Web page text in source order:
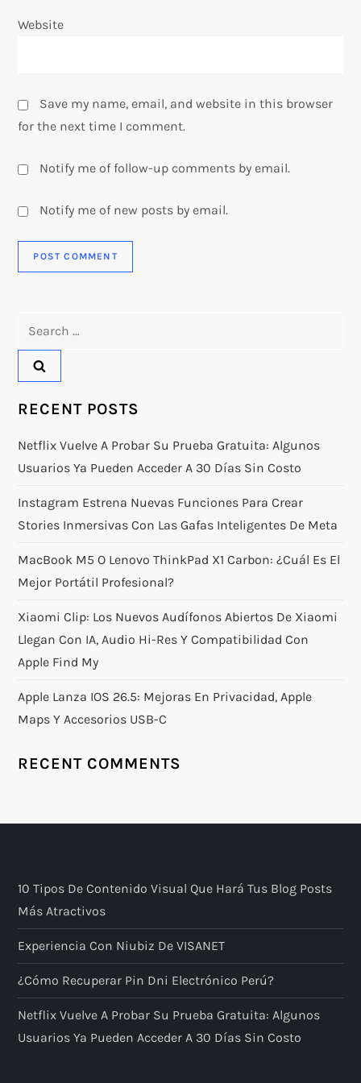
Website
Save my name, email, and website in this browser
for the next time I comment.
Notify me of follow-up comments by email.
Notify me of new posts by email.
RECENT POSTS
Netflix Vuelve A Probar Su Prueba Gratuita: Algunos
Usuarios Ya Pueden Acceder A 30 Días Sin Costo
Instagram Estrena Nuevas Funciones Para Crear
Stories Inmersivas Con Las Gafas Inteligentes De Meta
MacBook M5 O Lenovo ThinkPad X1 Carbon: ¿Cuál Es El
Mejor Portátil Profesional?
Xiaomi Clip: Los Nuevos Audífonos Abiertos De Xiaomi
Llegan Con IA, Audio Hi-Res Y Compatibilidad Con
Apple Find My
Apple Lanza IOS 26.5: Mejoras En Privacidad, Apple
Maps Y Accesorios USB-C
RECENT COMMENTS
10 Tipos De Contenido Visual Que Hará Tus Blog Posts
Más Atractivos
Experiencia Con Niubiz De VISANET
¿Cómo Recuperar Pin Dni Electrónico Perú?
Netflix Vuelve A Probar Su Prueba Gratuita: Algunos
Usuarios Ya Pueden Acceder A 30 Días Sin Costo